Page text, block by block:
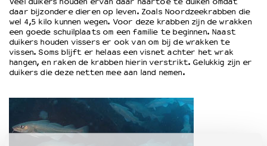
Filmprogramma’s Primair Onderwijs
Filmprogramma’s VO/MBO
Speciale educatieprogramma’s
Wat we doen
Werken bij
Wie is wie
Word vriend
daar bijzondere dieren op leven. Zoals Noordzeekrabben die
wel 4,5 kilo kunnen wegen. Voor deze krabben zijn de wrakken
een goede schuilplaats om een familie te beginnen. Naast
duikers houden vissers er ook van om bij de wrakken te
vissen. Soms blijft er helaas een visnet achter het wrak
hangen, en raken de krabben hierin verstrikt. Gelukkig zijn er
duikers die deze netten mee aan land nemen.